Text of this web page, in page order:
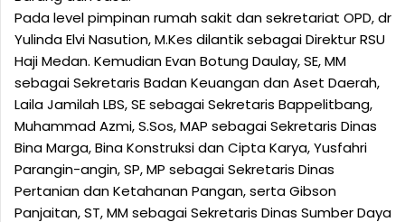
Pada level pimpinan rumah sakit dan sekretariat OPD, dr
Yulinda Elvi Nasution, M.Kes dilantik sebagai Direktur RSU
Haji Medan. Kemudian Evan Botung Daulay, SE, MM
sebagai Sekretaris Badan Keuangan dan Aset Daerah,
Laila Jamilah LBS, SE sebagai Sekretaris Bappelitbang,
Muhammad Azmi, S.Sos, MAP sebagai Sekretaris Dinas
Bina Marga, Bina Konstruksi dan Cipta Karya, Yusfahri
Parangin-angin, SP, MP sebagai Sekretaris Dinas
Pertanian dan Ketahanan Pangan, serta Gibson
Panjaitan, ST, MM sebagai Sekretaris Dinas Sumber Daya